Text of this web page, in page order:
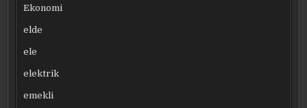
Ekonomi
elde
ele
elektrik
emekli